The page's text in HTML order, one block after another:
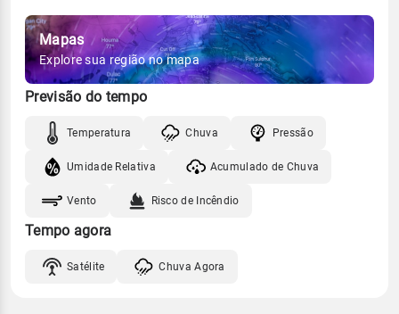
Mapas
Explore sua região no mapa
Previsão do tempo
Temperatura Chuva Pressão
Umidade Relativa Acumulado de Chuva
Vento Risco de Incêndio
Tempo agora
Satélite Chuva Agora